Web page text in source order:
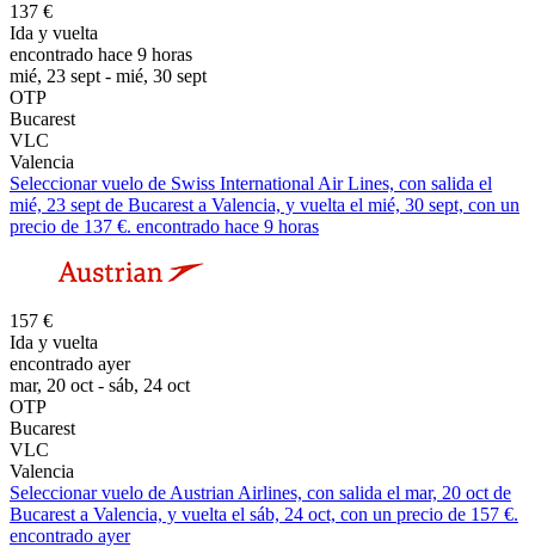
137 €
Ida y vuelta
encontrado hace 9 horas
mié, 23 sept - mié, 30 sept
OTP
Bucarest
VLC
Valencia
Seleccionar vuelo de Swiss International Air Lines, con salida el
mié, 23 sept de Bucarest a Valencia, y vuelta el mié, 30 sept, con un
precio de 137 €. encontrado hace 9 horas
157 €
Ida y vuelta
encontrado ayer
mar, 20 oct - sáb, 24 oct
OTP
Bucarest
VLC
Valencia
Seleccionar vuelo de Austrian Airlines, con salida el mar, 20 oct de
Bucarest a Valencia, y vuelta el sáb, 24 oct, con un precio de 157 €.
encontrado ayer